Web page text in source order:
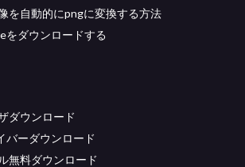
を自動的にpngに変換する方法
をダウンロードする
ダウンロード
バーダウンロード
無料ダウンロード